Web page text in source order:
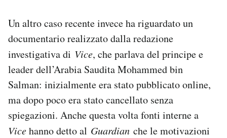
Un altro caso recente invece ha riguardato un
documentario realizzato dalla redazione
investigativa di Vice, che parlava del principe e
leader dell’Arabia Saudita Mohammed bin
Salman: inizialmente era stato pubblicato online,
ma dopo poco era stato cancellato senza
spiegazioni. Anche questa volta fonti interne a
Vicehanno detto al Guardian che le motivazioni